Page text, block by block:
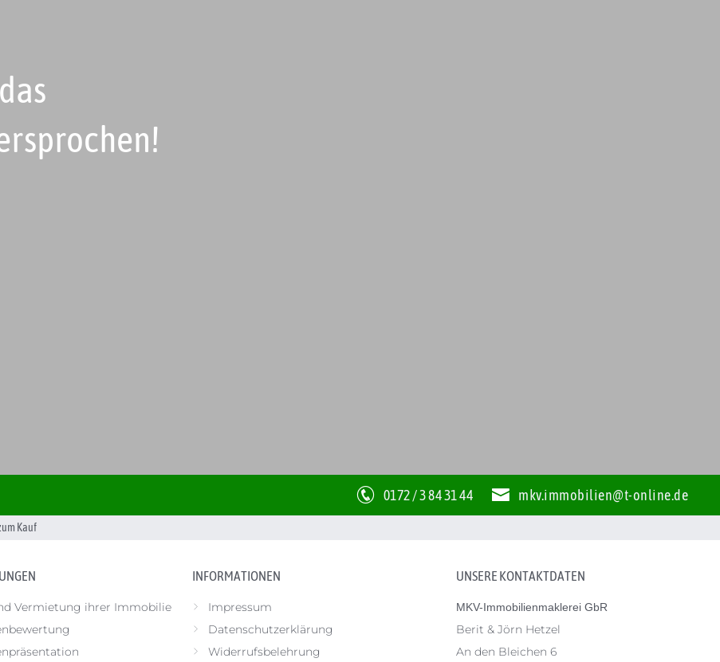
0172 / 3 84 31 44 mkv.immobilien@t-online.de
Kauf
Vermietung ihrer Immobilie
INFORMATIONEN
Impressum
Datenschutzerklärung
Widerrufsbelehrung
UNSERE KONTAKTDATEN
MKV-Immobilienmaklerei GbR
Berit & Jörn Hetzel
An den Bleichen 6